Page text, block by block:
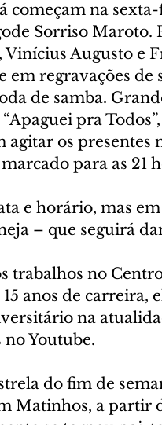
começam na
Sorriso Maroto.
Augusto e
em regravações de
de samba.
pra
agitar os
para as 21
e horário, mas
– que seguirá
trabalhos no
anos de carreira,
na
Youtube.
do fim de
Matinhos, a partir